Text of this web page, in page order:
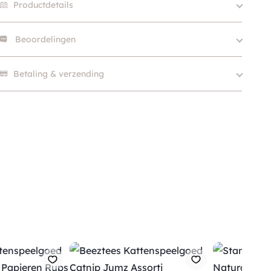
Productdetails
Merk
SKU
210000027930
Beoordelingen
Betaling & verzending